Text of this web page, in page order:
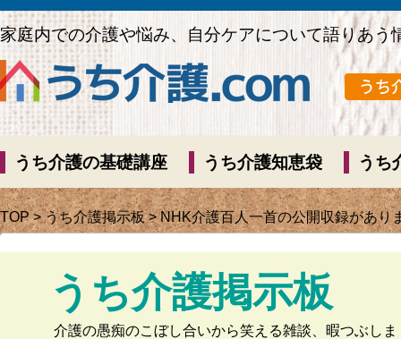
家庭内での介護や悩み、自分ケアについて語りあう
うち介護の基礎講座 うち介護知恵袋 うち
TOP>うち介護掲示板> NHK介護百人一首の公開収録があり
うち介護掲示板
介護の愚痴のこぼし合いから笑える雑談、暇つぶしま